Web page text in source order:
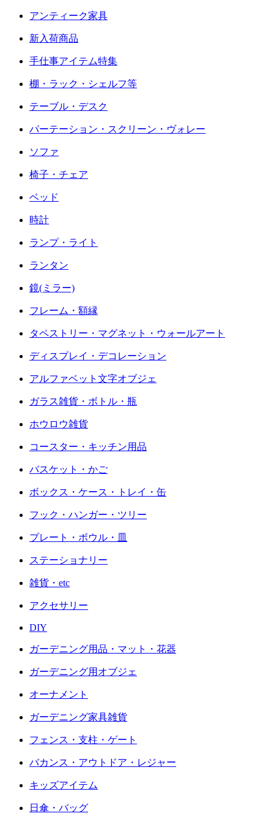
アンティーク家具
新入荷商品
手仕事アイテム特集
棚・ラック・シェルフ等
テーブル・デスク
パーテーション・スクリーン・ヴォレー
ソファ
椅子・チェア
ベッド
時計
ランプ・ライト
ランタン
鏡(ミラー)
フレーム・額縁
タペストリー・マグネット・ウォールアート
ディスプレイ・デコレーション
アルファベット文字オブジェ
ガラス雑貨・ボトル・瓶
ホウロウ雑貨
コースター・キッチン用品
バスケット・かご
ボックス・ケース・トレイ・缶
フック・ハンガー・ツリー
プレート・ボウル・皿
ステーショナリー
雑貨・etc
アクセサリー
DIY
ガーデニング用品・マット・花器
ガーデニング用オブジェ
オーナメント
ガーデニング家具雑貨
フェンス・支柱・ゲート
バカンス・アウトドア・レジャー
キッズアイテム
日傘・バッグ